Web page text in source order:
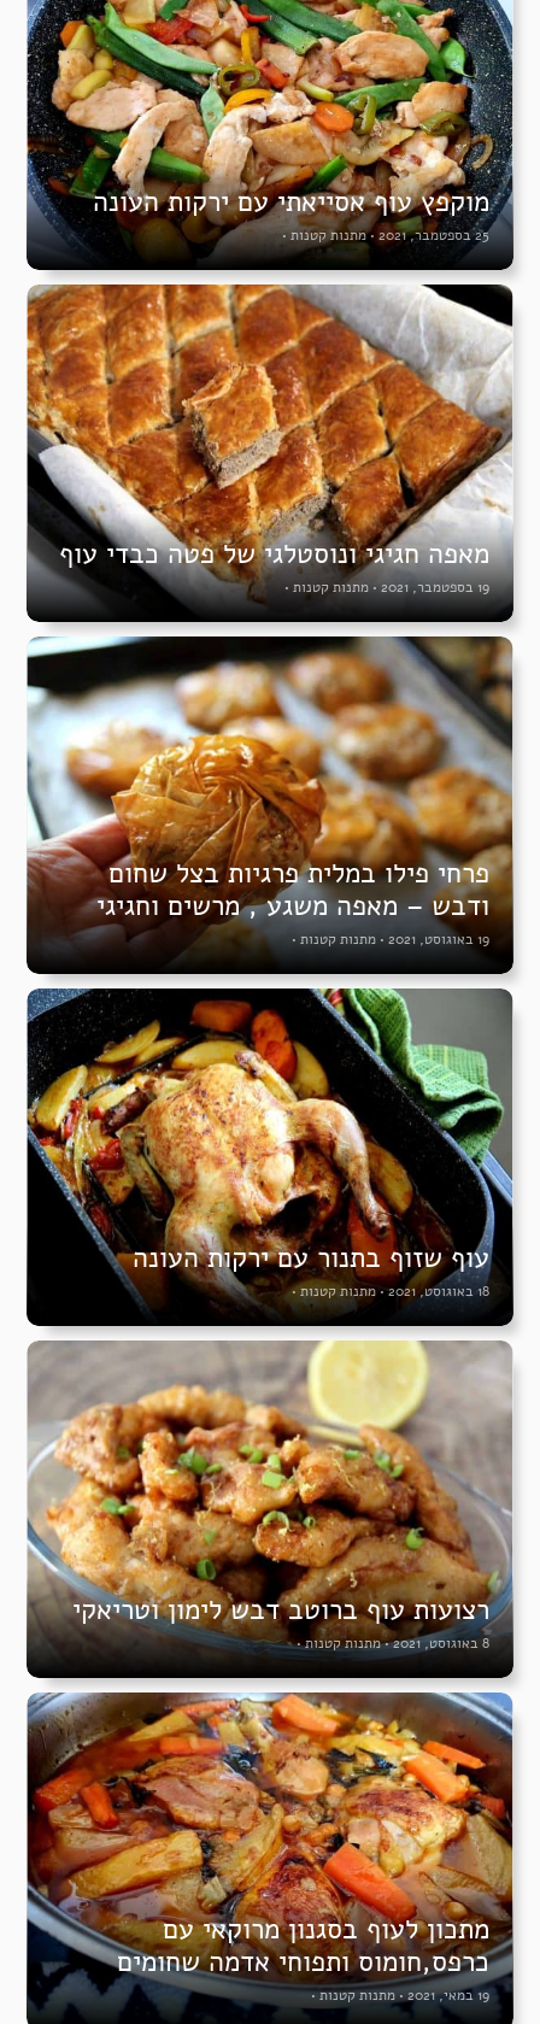
מוקפץ עוף אסייאתי עם ירקות העונה
25 בספטמבר, 2021 •מתנות קטנות•
מאפה חגיגי ונוסטלגי של פטה כבדי עוף
19 בספטמבר, 2021 • מתנות קטנות •
פרחי פילו במלית פרגיות בצל שחום
ודבש – מאפה משגע , מרשים וחגיגי
19 באוגוסט, 2021 • מתנות קטנות •
עוף שזוף בתנור עם ירקות העונה
18 באוגוסט, 2021 •מתנות קטנות•
רצועות עוף ברוטב דבש לימון וטריאקי
8 באוגוסט, 2021 •מתנות קטנות•
מתכון לעוף בסגנון מרוקאי עם
כרפס,חומוס ותפוחי אדמה שחומים
19 במאי, 2021 • מתנות קטנות•